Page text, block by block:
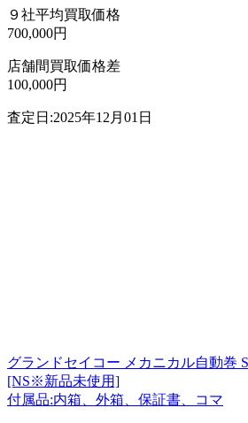
９社平均買取価格
700,000円
店舗間買取価格差
100,000円
査定日:2025年12月01日
グランドセイコー メカニカル自動巻
[NS※新品未使用]
付属品:内箱、外箱、保証書、コマ